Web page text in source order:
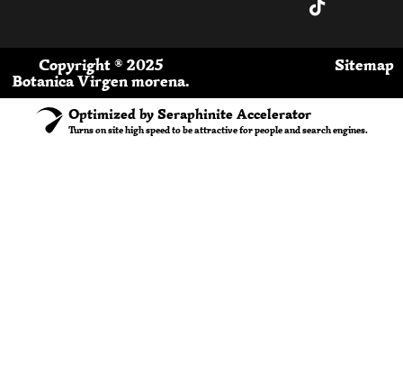
Copyright ® 2025
Botanica Virgen morena.
Sitemap
Optimized by Seraphinite Accelerator
Turns on site high speed to be attractive for people and search engines.